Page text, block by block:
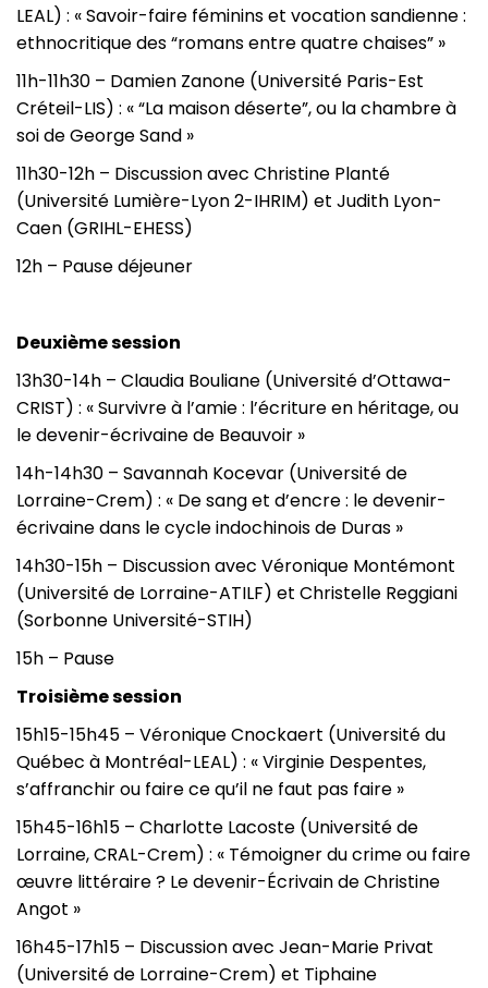
LEAL) : « Savoir-faire féminins et vocation sandienne :
ethnocritique des “romans entre quatre chaises” »
11h-11h30 – Damien Zanone (Université Paris-Est
Créteil-LIS) : « “La maison déserte”, ou la chambre à
soi de George Sand »
11h30-12h – Discussion avec Christine Planté
(Université Lumière-Lyon 2-IHRIM) et Judith Lyon-
Caen (GRIHL-EHESS)
12h – Pause déjeuner
Deuxième session
13h30-14h – Claudia Bouliane (Université d’Ottawa-
CRIST) : « Survivre à l’amie : l’écriture en héritage, ou
le devenir-écrivaine de Beauvoir »
14h-14h30 – Savannah Kocevar (Université de
Lorraine-Crem) : « De sang et d’encre : le devenir-
écrivaine dans le cycle indochinois de Duras »
14h30-15h – Discussion avec Véronique Montémont
(Université de Lorraine-ATILF) et Christelle Reggiani
(Sorbonne Université-STIH)
15h – Pause
Troisième session
15h15-15h45 – Véronique Cnockaert (Université du
Québec à Montréal-LEAL) : « Virginie Despentes,
s’affranchir ou faire ce qu’il ne faut pas faire »
15h45-16h15 – Charlotte Lacoste (Université de
Lorraine, CRAL-Crem) : « Témoigner du crime ou faire
œuvre littéraire ? Le devenir-Écrivain de Christine
Angot »
16h45-17h15 – Discussion avec Jean-Marie Privat
(Université de Lorraine-Crem) et Tiphaine